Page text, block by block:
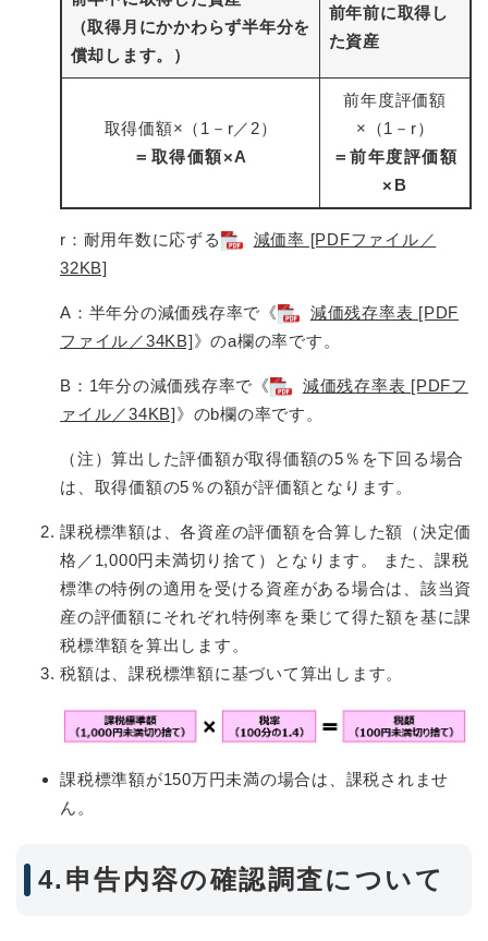
（取得月にかかわらず半年分を
償却します。）
前年前に取得し
た資産
取得価額×（1－r／2）
＝取得価額×A
前年度評価額
×（1－r）
＝前年度評価額
×B
r：耐用年数に応ずる
減価率 [PDFファイル／
32KB]
A：半年分の減価残存率で《
減価残存率表 [PDF
ファイル／34KB]》のa欄の率です。
B：1年分の減価残存率で《
減価残存率表 [PDFフ
ァイル／34KB]》のb欄の率です。
（注）算出した評価額が取得価額の5％を下回る場合
は、取得価額の5％の額が評価額となります。
課税標準額は、各資産の評価額を合算した額（決定価
格／1,000円未満切り捨て）となります。 また、課税
標準の特例の適用を受ける資産がある場合は、該当資
産の評価額にそれぞれ特例率を乗じて得た額を基に課
税標準額を算出します。
税額は、課税標準額に基づいて算出します。
課税標準額が150万円未満の場合は、課税されませ
ん。
4.申告内容の確認調査について